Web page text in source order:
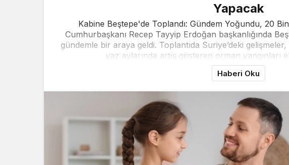
Yapacak
Kabine Beştepe'de Toplandı: Gündem Yoğundu, 20
Cumhurbaşkanı Recep Tayyip Erdoğan başkanlığında
gündemle bir araya geldi. Toplantıda Suriye’deki
yaz aylarında artış gösteren orman yangınları
Haberi Oku